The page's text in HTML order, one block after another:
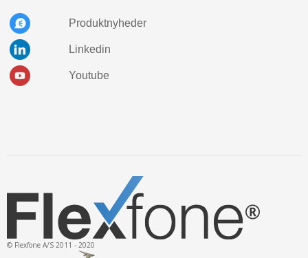
Produktnyheder
Linkedin
Youtube
© Flexfone A/S 2011 - 2020